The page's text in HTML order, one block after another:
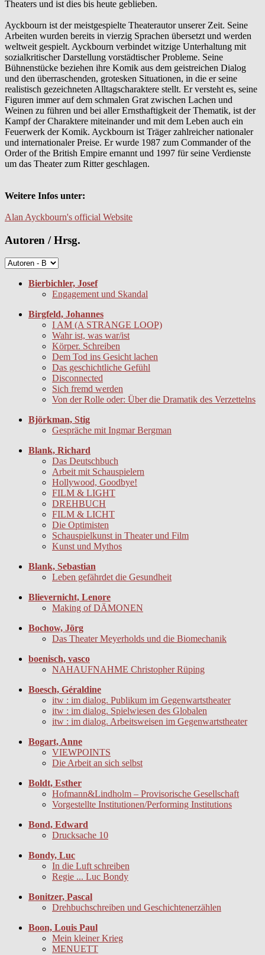
Theaters und ist dies bis heute geblieben.
Ayckbourn ist der meistgespielte Theaterautor unserer Zeit. Seine
Arbeiten wurden bereits in vierzig Sprachen übersetzt und werden
weltweit gespielt. Ayckbourn verbindet witzige Unterhaltung mit
sozialkritischer Darstellung vorstädtischer Probleme. Seine
Bühnenstücke beziehen ihre Komik aus dem geistreichen Dialog
und den überraschenden, grotesken Situationen, in die er seine
realistisch gezeichneten Alltagscharaktere stellt. Er versteht es, seine
Figuren immer auf dem schmalen Grat zwischen Lachen und
Weinen zu führen und bei aller Ernsthaftigkeit der Thematik, ist der
Kampf der Charaktere miteinander und mit dem Leben auch ein
Feuerwerk der Komik. Ayckbourn ist Träger zahlreicher nationaler
und internationaler Preise. Er wurde 1987 zum Commander of the
Order of the British Empire ernannt und 1997 für seine Verdienste
um das Theater zum Ritter geschlagen.
Weitere Infos unter:
Alan Ayckbourn's official Website
Autoren / Hrsg.
Bierbichler, Josef
Engagement und Skandal
Birgfeld, Johannes
I AM (A STRANGE LOOP)
Wahr ist, was war/ist
Körper. Schreiben
Dem Tod ins Gesicht lachen
Das geschichtliche Gefühl
Disconnected
Sich fremd werden
Von der Rolle oder: Über die Dramatik des Verzettelns
Björkman, Stig
Gespräche mit Ingmar Bergman
Blank, Richard
Das Deutschbuch
Arbeit mit Schauspielern
Hollywood, Goodbye!
FILM & LIGHT
DREHBUCH
FILM & LICHT
Die Optimisten
Schauspielkunst in Theater und Film
Kunst und Mythos
Blank, Sebastian
Leben gefährdet die Gesundheit
Blievernicht, Lenore
Making of DÄMONEN
Bochow, Jörg
Das Theater Meyerholds und die Biomechanik
boenisch, vasco
NAHAUFNAHME Christopher Rüping
Boesch, Géraldine
itw : im dialog. Publikum im Gegenwartstheater
itw : im dialog. Spielwiesen des Globalen
itw : im dialog. Arbeitsweisen im Gegenwartstheater
Bogart, Anne
VIEWPOINTS
Die Arbeit an sich selbst
Boldt, Esther
Hofmann&Lindholm – Provisorische Gesellschaft
Vorgestellte Institutionen/Performing Institutions
Bond, Edward
Drucksache 10
Bondy, Luc
In die Luft schreiben
Regie ... Luc Bondy
Bonitzer, Pascal
Drehbuchschreiben und Geschichtenerzählen
Boon, Louis Paul
Mein kleiner Krieg
MENUETT